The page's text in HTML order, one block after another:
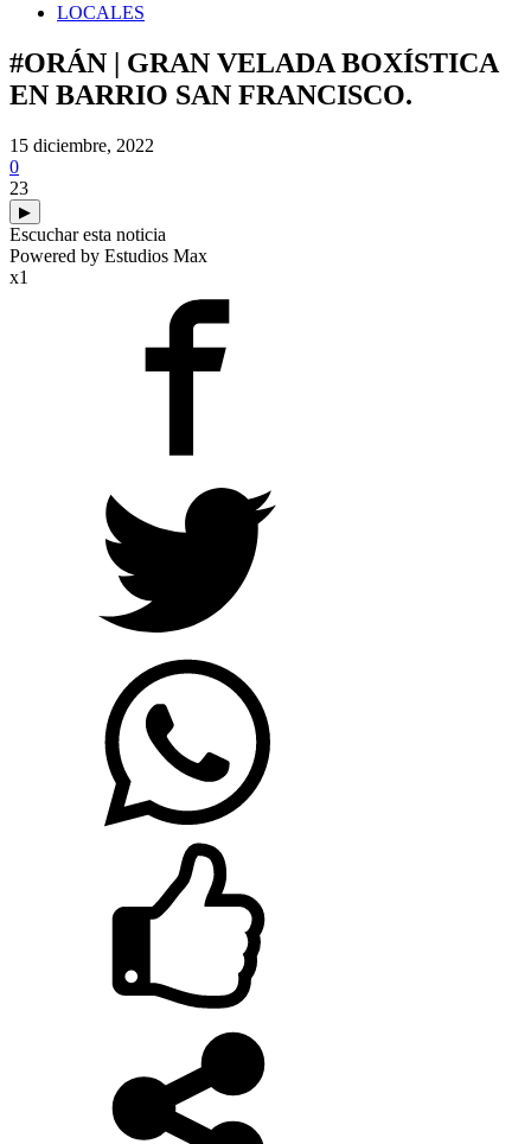
LOCALES
#ORÁN | GRAN VELADA BOXÍSTICA
EN BARRIO SAN FRANCISCO.
15 diciembre, 2022
0
23
▶
Escuchar esta noticia
Powered by Estudios Max
x1